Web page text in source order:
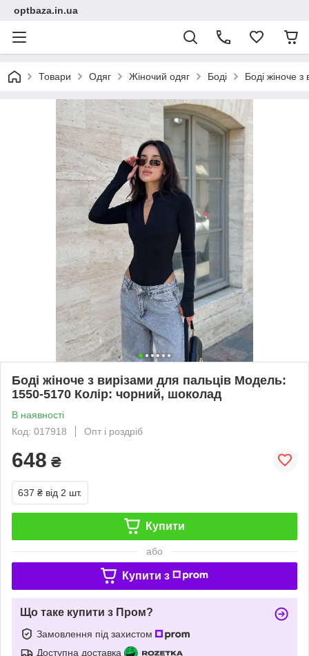
optbaza.in.ua
Товари Одяг Жіночий одяг Боді Боді жіноче
Боді жіноче з вирізами для пальців Модель:
1550-5170 Колір: чорний, шоколад
В наявності
Код: 017918
Опт і роздріб
648 ₴
637 ₴ від 2 шт.
Купити
або
Купити з
Що таке купити з Пром?
Замовлення під захистом
Доступна доставка